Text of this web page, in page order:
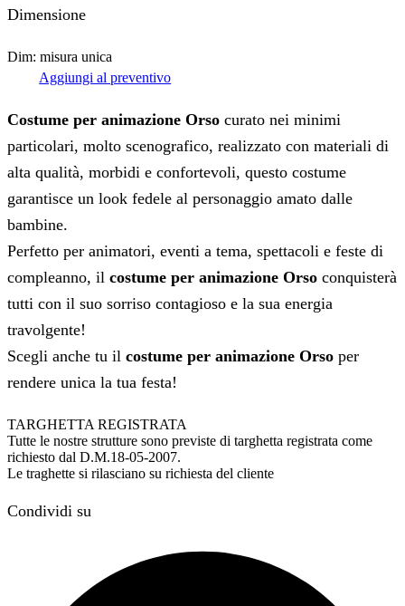
Dimensione
Dim: misura unica
Aggiungi al preventivo
Costume per animazione Orso curato nei minimi
particolari, molto scenografico, realizzato con materiali di
alta qualità, morbidi e confortevoli, questo costume
garantisce un look fedele al personaggio amato dalle
bambine.
Perfetto per animatori, eventi a tema, spettacoli e feste di
compleanno, il costume per animazione Orso conquisterà
tutti con il suo sorriso contagioso e la sua energia
travolgente!
Scegli anche tu il costume per animazione Orso per
rendere unica la tua festa!
TARGHETTA REGISTRATA
Tutte le nostre strutture sono previste di targhetta registrata come
richiesto dal D.M.18-05-2007.
Le traghette si rilasciano su richiesta del cliente
Condividi su